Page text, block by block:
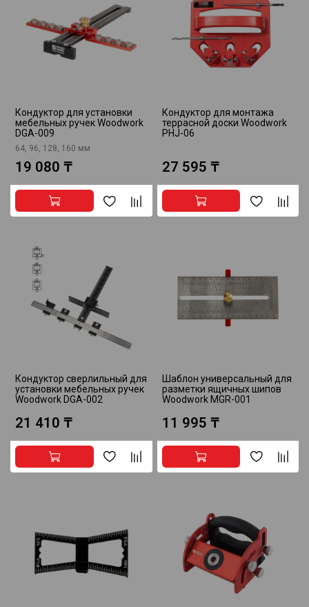
Кондуктор для установки
мебельных ручек Woodwork
DGA-009
64, 96, 128, 160 мм
19 080 ₸
Кондуктор для монтажа
террасной доски Woodwork
PHJ-06
27 595 ₸
Кондуктор сверлильный для
установки мебельных ручек
Woodwork DGA-002
21 410 ₸
Шаблон универсальный для
разметки ящичных шипов
Woodwork MGR-001
11 995 ₸